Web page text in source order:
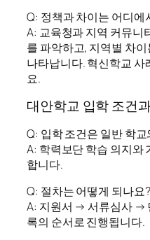
Q: 정책과 차이는 어디에
A: 교육청과 지역 커뮤니
를 파악하고, 지역별 차
나타납니다. 혁신학교 사
요.
대안학교 입학 조건
Q: 입학 조건은 일반 학
A: 학력보단 학습 의지와
합니다.
Q: 절차는 어떻게 되나요?
A: 지원서 → 서류심사 →
록의 순서로 진행됩니다.